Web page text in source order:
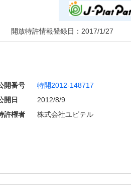
開放特許情報登録日： 2017/1/27
開番号 特開2012-148717
開日
2012/8/9
許権者 株式会社ユピテル